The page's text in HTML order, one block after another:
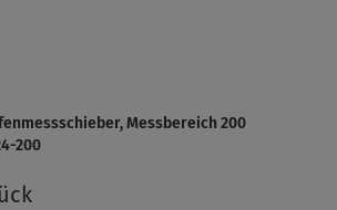
Messbereich 200
200